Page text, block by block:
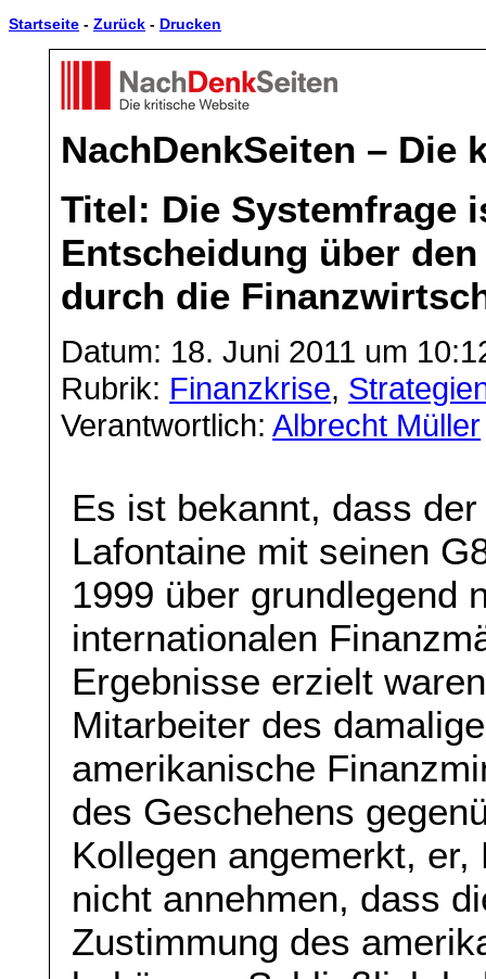
Startseite - Zurück - Drucken
NachDenkSeiten – Die
Titel: Die Systemfrage
Entscheidung über
durch die
Datum: 18. Juni 2011 um
Rubrik: Finanzkrise,
Verantwortlich:Albrecht Müller
Es ist bekannt, dass
Lafontaine mit seinen
1999 über grundlegend
internationalen
Ergebnisse erzielt
Mitarbeiter des
amerikanische
des Geschehens
Kollegen angemerkt,
nicht annehmen, dass
Zustimmung des